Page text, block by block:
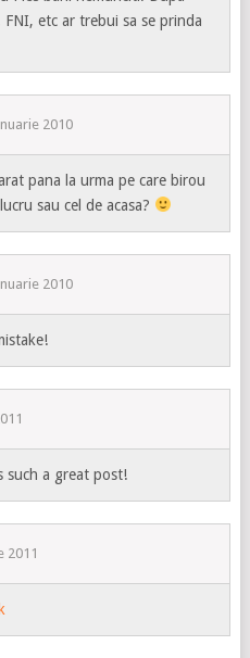
FNI, etc ar trebui sa se prinda
2010
pana la urma pe care birou
sau cel de acasa?
2010
such a great post!
2011